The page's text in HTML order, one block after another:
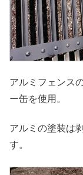
アルミフェンス
ー缶を使用。
アルミの塗装は
す。